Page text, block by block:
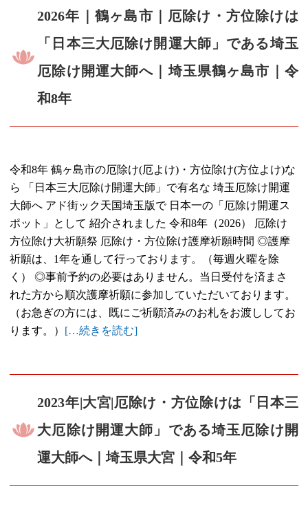
2026年｜鶴ヶ島市｜厄除け・方位除けは
「日本三大厄除け開運大師」である埼玉
厄除け開運大師へ｜埼玉県鶴ヶ島市｜令
和8年
令和8年 鶴ヶ島市の厄除け(厄よけ)・方位除け(方位よけ)な
ら 「日本三大厄除け開運大師」で有名な 埼玉厄除け開運
大師へ アド街ック天国埼玉版で 日本一の「厄除け開運ス
ポット」として 紹介されました 令和8年（2026） 厄除け
方位除け大祈願祭 厄除け・方位除け護摩祈願時間 ◎護摩
祈願は、1年を通して行っております。（毎週火曜を除
く） ◎事前予約の必要はありません。当日受付を済まさ
れた方から順次護摩祈願に参加していただいております。
（お急ぎの方には、既にご祈願済みのお札をお渡ししてお
ります。） […続きを読む]
2023年|大宮|厄除け・方位除けは「日本三
大厄除け開運大師」である埼玉厄除け開
運大師へ｜埼玉県大宮｜令和5年